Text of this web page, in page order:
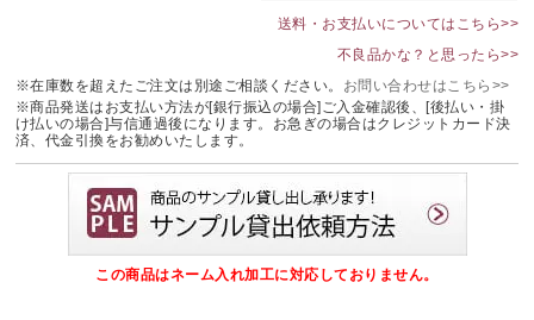
送料・お支払いについてはこちら>>
不良品かな？と思ったら>>
※在庫数を超えたご注文は別途ご相談ください。 お問い合わせはこちら>>
※商品発送はお支払い方法が[銀行振込の場合]ご入金確認後、[後払い・掛
け払いの場合]与信通過後になります。お急ぎの場合はクレジットカード決
済、代金引換をお勧めいたします。
この商品はネーム入れ加工に対応しておりません。